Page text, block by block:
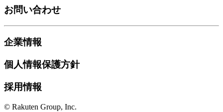
お問い合わせ
企業情報
個人情報保護方針
採用情報
© Rakuten Group, Inc.